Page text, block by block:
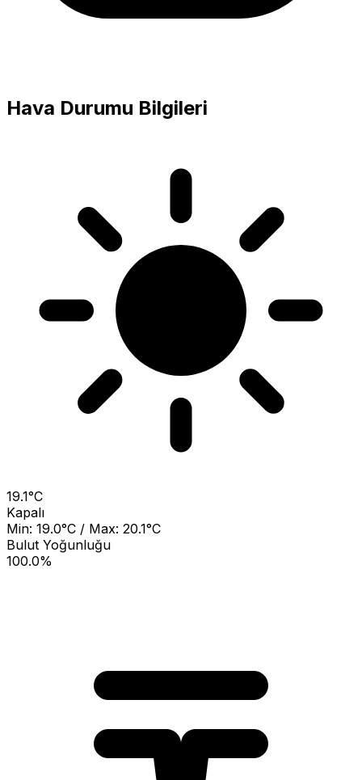
Hava Durumu Bilgileri
19.1°C
Kapalı
Min: 19.0°C / Max: 20.1°C
Bulut Yoğunluğu
100.0%